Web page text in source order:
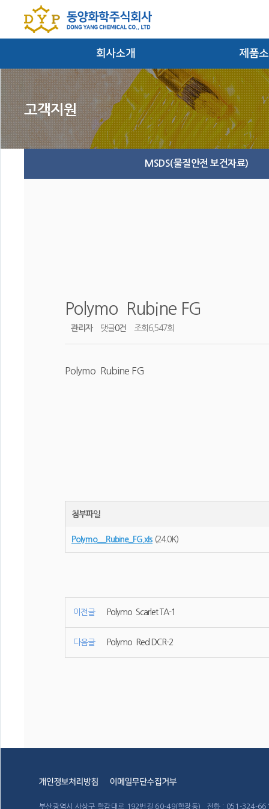
대표이사인사말
회사연혁
경영방침
찾아오시는 길
염료/안료/반
필름
잉크 및 마
MSDS(물질안전 보건자료)
Polymo Rubine FG
관리자 댓글0건 조회 6,547회
Polymo Rubine FG
첨부파일
Polymo__Rubine_FG.xls (24.0K)
이전글 Polymo Scarlet TA-1
다음글 Polymo Red DCR-2
부산광역시 사상구 학감대로 192번길 60-49(학장동) 전화 : 051-